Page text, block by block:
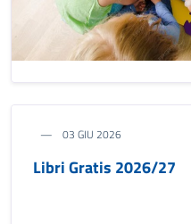
03 GIU 2026
Libri Gratis 2026/27